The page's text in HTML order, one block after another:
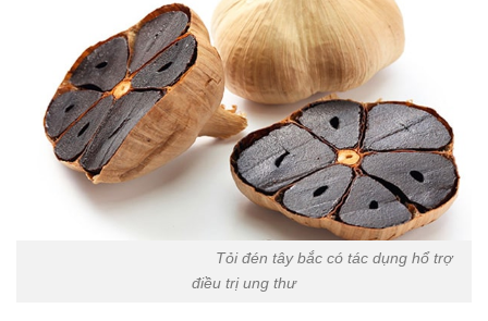
Tỏi đén tây bắc có tác dụng hổ trợ
điều trị ung thư